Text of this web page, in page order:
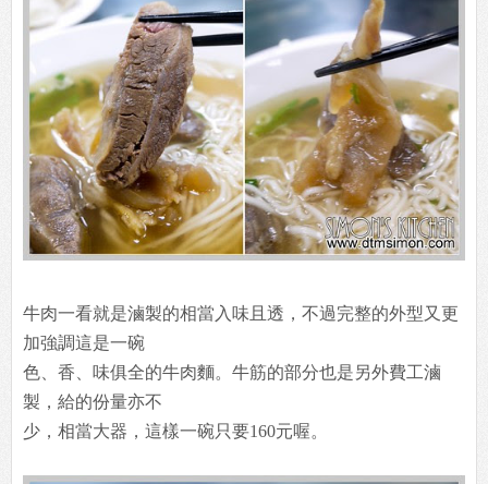
牛肉一看就是滷製的相當入味且透，不過完整的外型又更
加強調這是一碗
色、香、味俱全的牛肉麵。牛筋的部分也是另外費工滷
製，給的份量亦不
少，相當大器，這樣一碗只要160元喔。